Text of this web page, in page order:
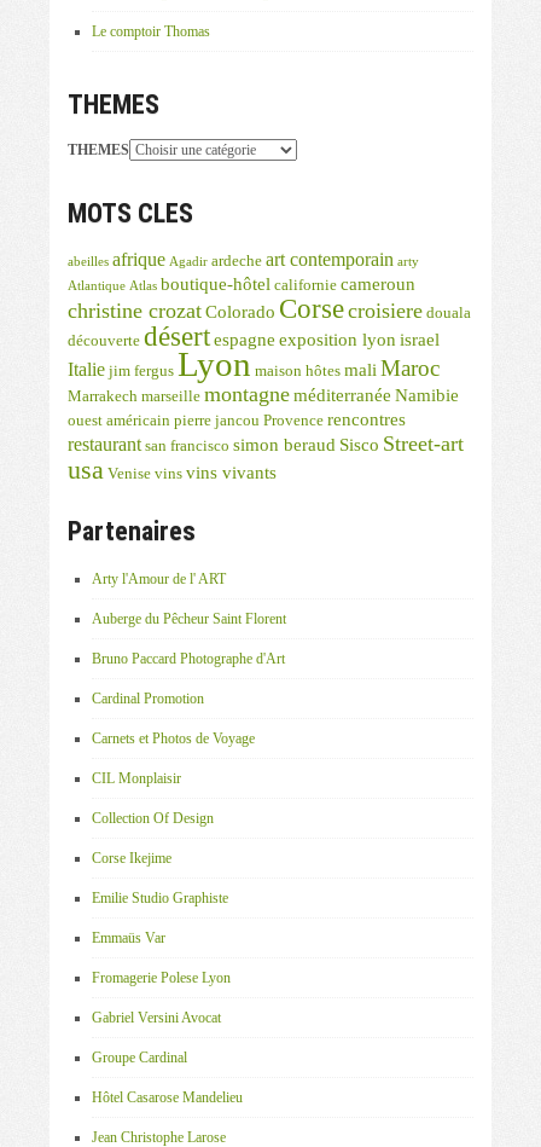
Le comptoir Thomas
THEMES
THEMES
MOTS CLES
abeilles afrique Agadir ardeche art contemporain arty
Atlantique Atlas boutique-hôtel californie cameroun
christine crozatColorado Corsecroisiere douala
découverte désertespagne exposition lyon israel
Italie jim fergus Lyon maison hôtes mali Maroc
Marrakech marseille montagneméditerranée Namibie
ouest américain pierre jancou Provence rencontres
restaurant san francisco simon beraud Sisco Street-art
usa Venise vins vins vivants
Partenaires
Arty l'Amour de l' ART
Auberge du Pêcheur Saint Florent
Bruno Paccard Photographe d'Art
Cardinal Promotion
Carnets et Photos de Voyage
CIL Monplaisir
Collection Of Design
Corse Ikejime
Emilie Studio Graphiste
Emmaüs Var
Fromagerie Polese Lyon
Gabriel Versini Avocat
Groupe Cardinal
Hôtel Casarose Mandelieu
Jean Christophe Larose